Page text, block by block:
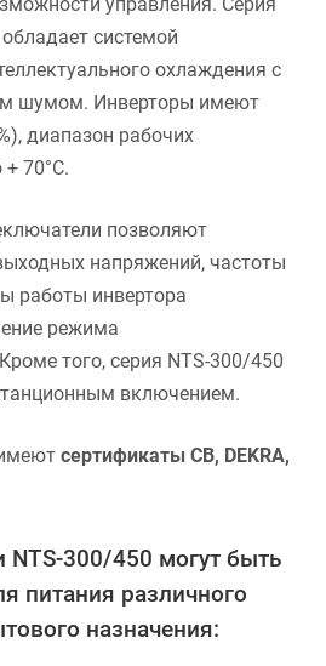
системой
охлаждения с
шумом. Инверторы имеют
диапазон рабочих
70°C.
позволяют
напряжений, частоты
работы инвертора
режима
того, серия NTS-300/450
включением.
сертификаты CB, DEKRA,
NTS-300/450 могут быть
питания различного
назначения: